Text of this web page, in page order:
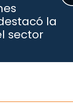
la
sector